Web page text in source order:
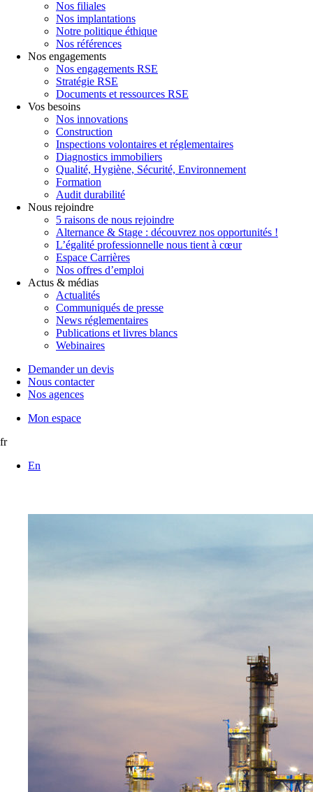
Nos filiales
Nos implantations
Notre politique éthique
Nos références
Nos engagements
Nos engagements RSE
Stratégie RSE
Documents et ressources RSE
Vos besoins
Nos innovations
Construction
Inspections volontaires et réglementaires
Diagnostics immobiliers
Qualité, Hygiène, Sécurité, Environnement
Formation
Audit durabilité
Nous rejoindre
5 raisons de nous rejoindre
Alternance & Stage : découvrez nos opportunités !
L’égalité professionnelle nous tient à cœur
Espace Carrières
Nos offres d’emploi
Actus & médias
Actualités
Communiqués de presse
News réglementaires
Publications et livres blancs
Webinaires
Demander un devis
Nous contacter
Nos agences
Mon espace
fr
En